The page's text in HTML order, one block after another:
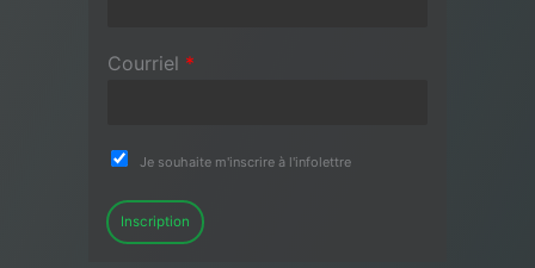
Courriel *
Je souhaite m'inscrire à l'infolettre
Inscription